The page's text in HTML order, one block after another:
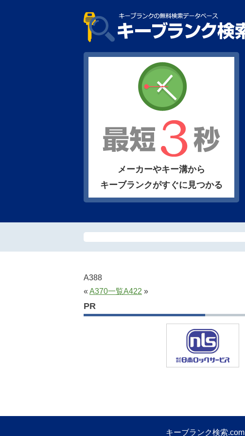
メーカーやキー溝から
キーブランクがすぐに見つかる
A388
« A370一覧A422 »
PR
キーブランク検索.com